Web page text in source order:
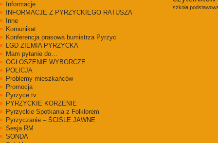
Informacje
INFORMACJE Z PYRZYCKIEGO RATUSZA
Inne
Komunikat
Konferencja prasowa bumistrza Pyrzyc
LGD ZIEMIA PYRZYCKA
Mam pytanie do…
OGŁOSZENIE WYBORCZE
POLICJA
Problemy mieszkańców
Promocja
Pyrzyce.tv
PYRZYCKIE KORZENIE
Pyrzyckie Spotkania z Folklorem
Pyrzyczanie – ŚCIŚLE JAWNE
Sesja RM
SONDA
szkoła